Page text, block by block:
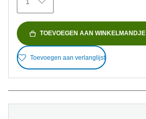
beoordelingen
TOEVOEGEN AAN WINKELMANDJE
Toevoegen aan verlanglijst